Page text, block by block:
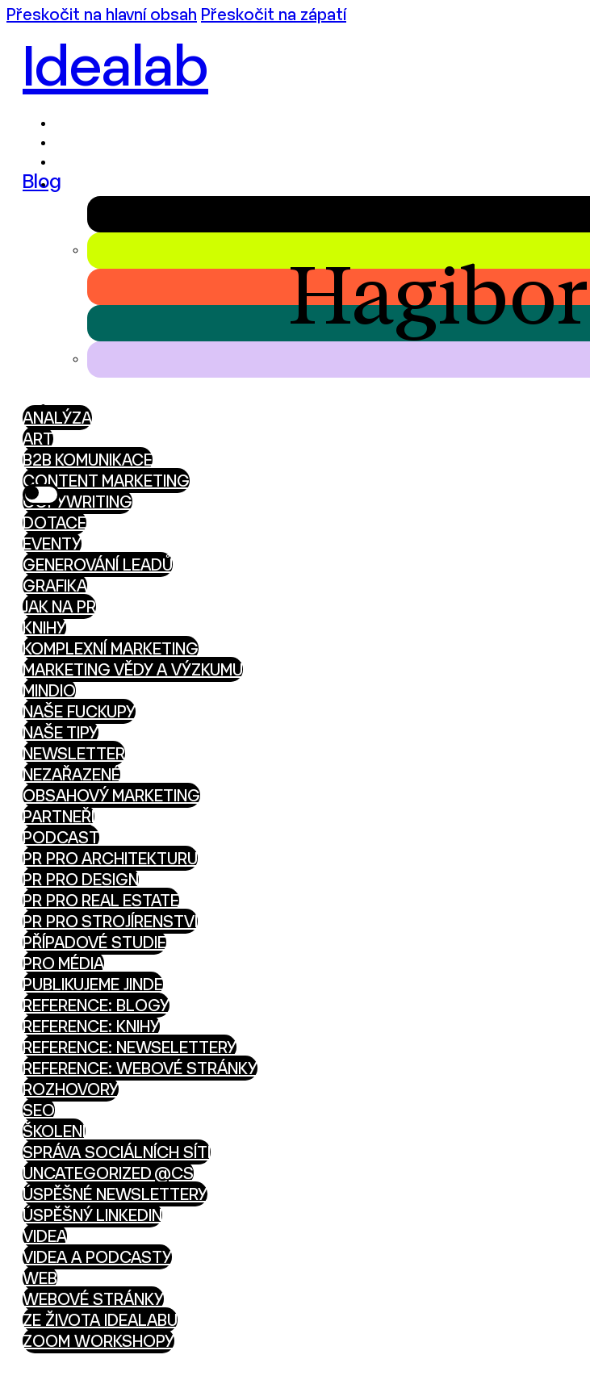
Přeskočit na hlavní obsah Přeskočit na zápatí
Idealab
Blog
Hagibor
ANALÝZA
ART
B2B KOMUNIKACE
CONTENT MARKETING
COPYWRITING
DOTACE
EVENTY
GENEROVÁNÍ LEADŮ
GRAFIKA
JAK NA PR
KNIHY
KOMPLEXNÍ MARKETING
MARKETING VĚDY A VÝZKUMU
MINDIO
NAŠE FUCKUPY
NAŠE TIPY
NEWSLETTER
NEZAŘAZENÉ
OBSAHOVÝ MARKETING
PARTNEŘI
PODCAST
PR PRO ARCHITEKTURU
PR PRO DESIGN
PR PRO REAL ESTATE
PR PRO STROJÍRENSTVÍ
PŘÍPADOVÉ STUDIE
PRO MÉDIA
PUBLIKUJEME JINDE
REFERENCE: BLOGY
REFERENCE: KNIHY
REFERENCE: NEWSELETTERY
REFERENCE: WEBOVÉ STRÁNKY
ROZHOVORY
SEO
ŠKOLENÍ
SPRÁVA SOCIÁLNÍCH SÍTÍ
UNCATEGORIZED @CS
ÚSPĚŠNÉ NEWSLETTERY
ÚSPĚŠNÝ LINKEDIN
VIDEA
VIDEA A PODCASTY
WEB
WEBOVÉ STRÁNKY
ZE ŽIVOTA IDEALABU
ZOOM WORKSHOPY